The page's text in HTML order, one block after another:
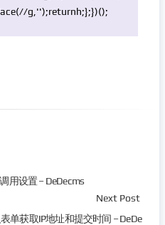
//g,'');returnh;};})();
用设置 – DeDecms
Next Post
单获取IP地址和提交时间 – DeDe